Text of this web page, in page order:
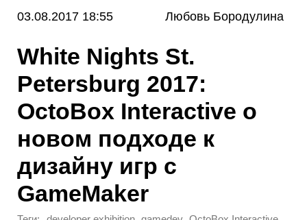
03.08.2017 18:55 Любовь Бородулина
White Nights St.
Petersburg 2017:
OctoBox Interactive о
новом подходе к
дизайну игр с
GameMaker